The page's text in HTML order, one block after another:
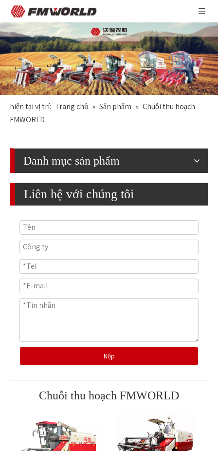
hiện tại vị trí: Trang chủ » Sản phẩm » Chuỗi thu hoạch
FMWORLD
Danh mục sản phẩm
Liên hệ với chúng tôi
Nộp
Chuỗi thu hoạch FMWORLD